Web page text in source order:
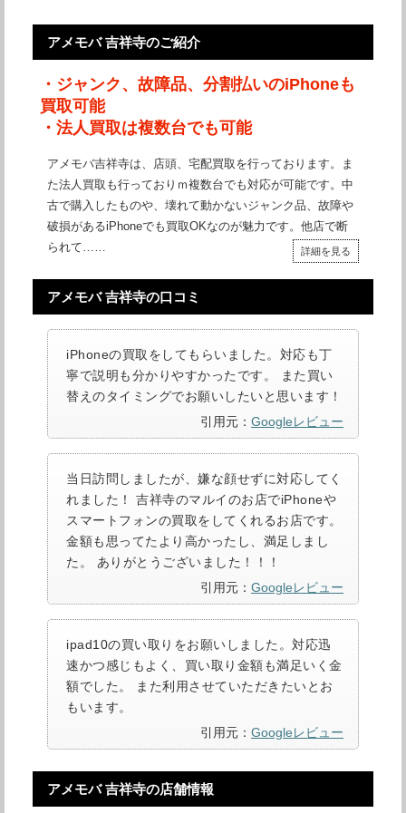
アメモバ 吉祥寺のご紹介
・ジャンク、故障品、分割払いのiPhoneも
買取可能
・法人買取は複数台でも可能
アメモバ吉祥寺は、店頭、宅配買取を行っております。ま
た法人買取も行っておりｍ複数台でも対応が可能です。中
古で購入したものや、壊れて動かないジャンク品、故障や
破損があるiPhoneでも買取OKなのが魅力です。他店で断
られて……
詳細を見る
アメモバ 吉祥寺の口コミ
iPhoneの買取をしてもらいました。対応も丁
寧で説明も分かりやすかったです。 また買い
替えのタイミングでお願いしたいと思います！
引用元： Googleレビュー
当日訪問しましたが、嫌な顔せずに対応してく
れました！ 吉祥寺のマルイのお店でiPhoneや
スマートフォンの買取をしてくれるお店です。
金額も思ってたより高かったし、満足しまし
た。 ありがとうございました！！！
引用元： Googleレビュー
ipad10の買い取りをお願いしました。対応迅
速かつ感じもよく、買い取り金額も満足いく金
額でした。 また利用させていただきたいとお
もいます。
引用元： Googleレビュー
アメモバ 吉祥寺の店舗情報